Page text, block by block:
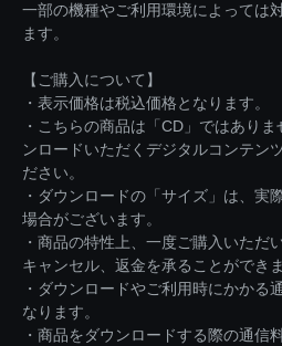
一部の機種やご利用環境によっては
ます。
【ご購入について】
・表示価格は税込価格となります。
・こちらの商品は「CD」ではあり
ンロードいただくデジタルコンテン
ださい。
・ダウンロードの「サイズ」は、実
場合がございます。
・商品の特性上、一度ご購入いただ
キャンセル、返金を承ることができま
・ダウンロードやご利用時にかかる
なります。
・商品をダウンロードする際の通信